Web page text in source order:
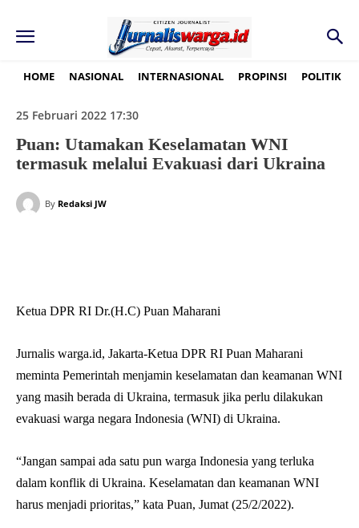
HOME NASIONAL INTERNASIONAL PROPINSI POLITIK
25 Februari 2022 17:30
Puan: Utamakan Keselamatan WNI
termasuk melalui Evakuasi dari Ukraina
By Redaksi JW
Ketua DPR RI Dr.(H.C) Puan Maharani
Jurnalis warga.id, Jakarta-Ketua DPR RI Puan Maharani
meminta Pemerintah menjamin keselamatan dan keamanan WNI
yang masih berada di Ukraina, termasuk jika perlu dilakukan
evakuasi warga negara Indonesia (WNI) di Ukraina.
“Jangan sampai ada satu pun warga Indonesia yang terluka
dalam konflik di Ukraina. Keselamatan dan keamanan WNI
harus menjadi prioritas,” kata Puan, Jumat (25/2/2022).